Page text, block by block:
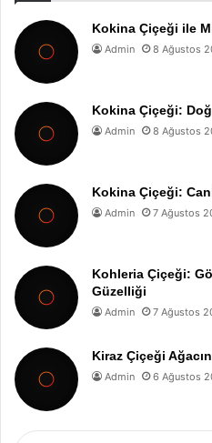
Kokina Çiçeği ile
Admin 8 Ağustos
Kokina Çiçeği:
Admin 8 Ağustos
Kokina Çiçeği:
Admin 7 Ağustos
Kohleria Çiçeği:
Güzelliği
Admin 7 Ağustos
Kiraz Çiçeği
Admin 6 Ağustos